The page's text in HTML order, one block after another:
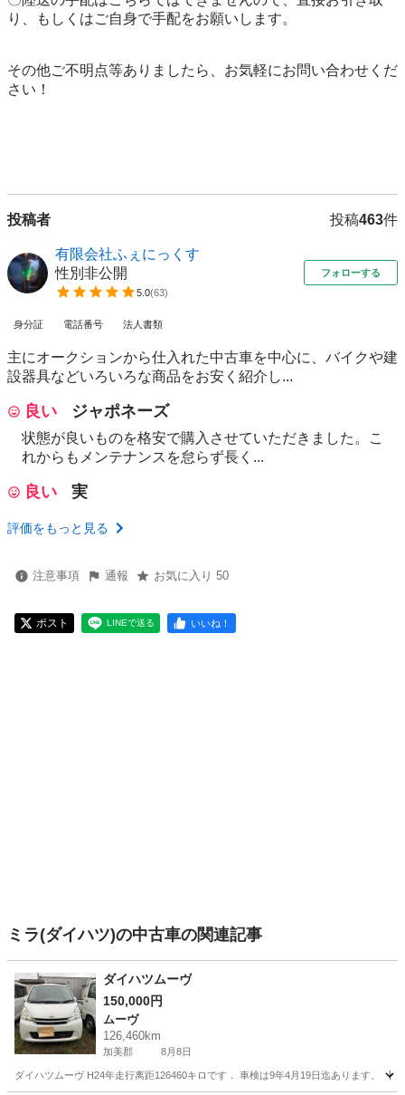
り、もしくはご自身で手配をお願いします。
その他ご不明点等ありましたら、お気軽にお問い合わせくだ
さい！
投稿者 投稿463件
有限会社ふぇにっくす
性別非公開
5.0(63)
フォローする
身分証 電話番号 法人書類
主にオークションから仕入れた中古車を中心に、バイクや建
設器具などいろいろな商品をお安く紹介し...
良い ジャポネーズ
状態が良いものを格安で購入させていただきました。こ
れからもメンテナンスを怠らず長く...
良い 実
評価をもっと見る
注意事項 通報 お気に入り 50
ポスト LINEで送る いいね！
ミラ(ダイハツ)の中古車の関連記事
ダイハツムーヴ
150,000円
ムーヴ
126,460km
加美郡 8月8日
ダイハツムーヴ H24年走行离距126460キロです． 車検は9年4月19日迄あります。